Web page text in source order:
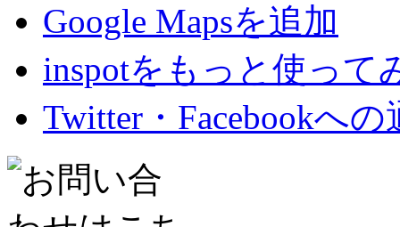
Google Mapsを追加
inspotをもっと使って
Twitter・Facebookへの